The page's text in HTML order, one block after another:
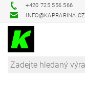
+420 725 556 566
INFO@KAPRARINA.CZ